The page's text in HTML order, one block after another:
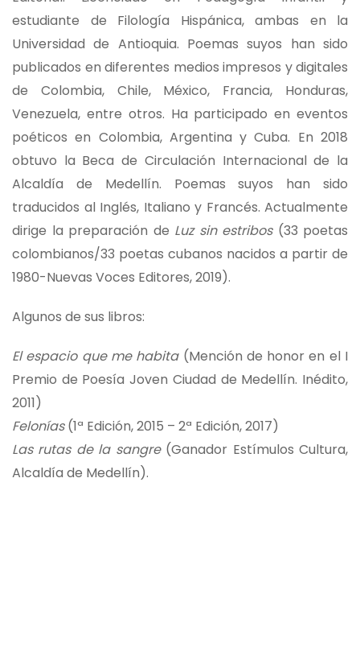
estudiante de Filología Hispánica, ambas en la
Universidad de Antioquia. Poemas suyos han sido
publicados en diferentes medios impresos y digitales
de Colombia, Chile, México, Francia, Honduras,
Venezuela, entre otros. Ha participado en eventos
poéticos en Colombia, Argentina y Cuba. En 2018
obtuvo la Beca de Circulación Internacional de la
Alcaldía de Medellín. Poemas suyos han sido
traducidos al Inglés, Italiano y Francés. Actualmente
dirige la preparación de Luz sin estribos(33 poetas
colombianos/33 poetas cubanos nacidos a partir de
1980-Nuevas Voces Editores, 2019).
Algunos de sus libros:
El espacio que me habita(Mención de honor en el I
Premio de Poesía Joven Ciudad de Medellín. Inédito,
2011)
Felonías(1ª Edición, 2015 – 2ª Edición, 2017)
Las rutas de la sangre(Ganador Estímulos Cultura,
Alcaldía de Medellín).